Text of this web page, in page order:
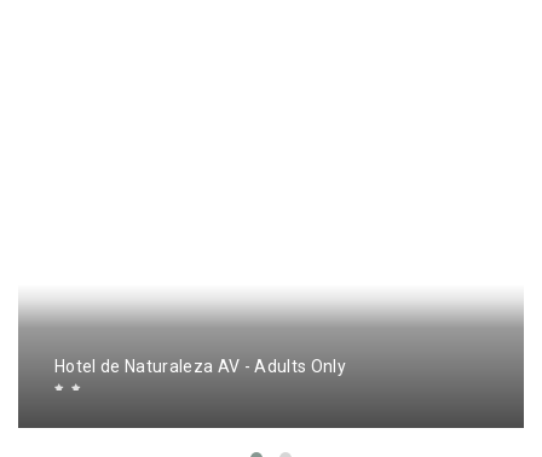
Hotel de Naturaleza AV - Adults Only